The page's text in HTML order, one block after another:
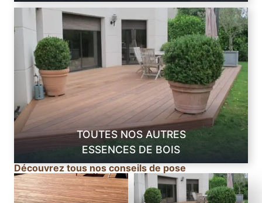
TOUTES NOS AUTRES
ESSENCES DE BOIS
Découvrez tous nos conseils de pose